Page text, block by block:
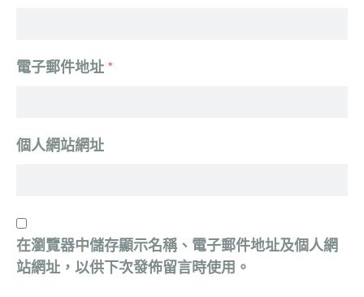
電子郵件地址 *
個人網站網址
在瀏覽器中儲存顯示名稱、電子郵件地址及個人網
站網址，以供下次發佈留言時使用。